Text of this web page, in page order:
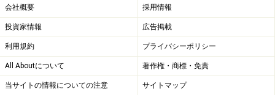
会社概要 採用情報
投資家情報 広告掲載
利用規約 プライバシーポリシー
All Aboutについて 著作権・商標・免責
当サイトの情報についての注意 サイトマップ